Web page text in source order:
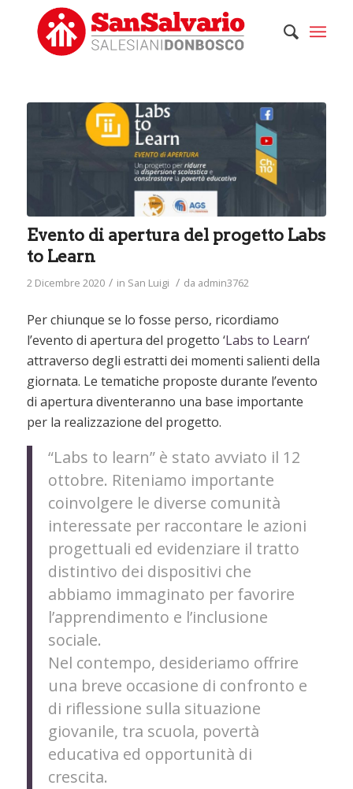
Evento di apertura del progetto Labs
to Learn
2 Dicembre 2020 / in San Luigi / da admin3762
Per chiunque se lo fosse perso, ricordiamo
l’evento di apertura del progetto ‘Labs to Learn‘
attraverso degli estratti dei momenti salienti della
giornata. Le tematiche proposte durante l’evento
di apertura diventeranno una base importante
per la realizzazione del progetto.
“Labs to learn” è stato avviato il 12
ottobre. Riteniamo importante
coinvolgere le diverse comunità
interessate per raccontare le azioni
progettuali ed evidenziare il tratto
distintivo dei dispositivi che
abbiamo immaginato per favorire
l’apprendimento e l’inclusione
sociale.
Nel contempo, desideriamo offrire
una breve occasione di confronto e
di riflessione sulla situazione
giovanile, tra scuola, povertà
educativa ed opportunità di
crescita.